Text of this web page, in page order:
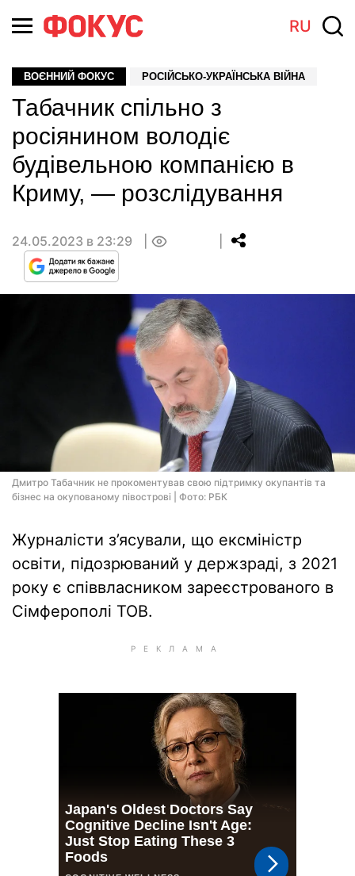
RU
ВОЄННИЙ ФОКУС РОСІЙСЬКО-УКРАЇНСЬКА ВІЙНА
Табачник спільно з
росіянином володіє
будівельною компанією в
Криму, — розслідування
24.05.2023 в 23:29
Дмитро Табачник не прокоментував свою підтримку окупантів та
бізнес на окупованому півострові | Фото: РБК
Журналісти з’ясували, що ексміністр
освіти, підозрюваний у держзраді, з 2021
року є співвласником зареєстрованого в
Сімферополі ТОВ.